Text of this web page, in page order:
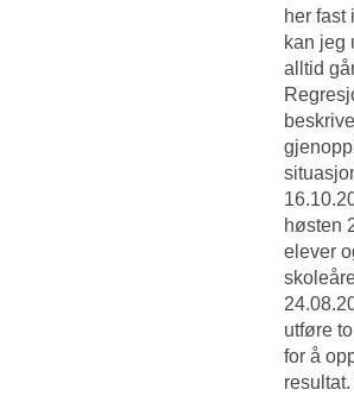
her fast
kan jeg
alltid
høsten
elever
utføre
for å